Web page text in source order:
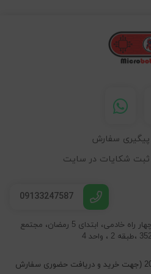
پیگیری سفارش
ثبت شکایات در سایت
09133247587
نشانی: اصفهان خیابان فروغی، چهار راه خادمی، ابتدای 5 رمضان، مجتمع
ساعات مراجعه 9 الی 13 // 17 الی 20 (جهت خرید و دریافت حضوری سفارش